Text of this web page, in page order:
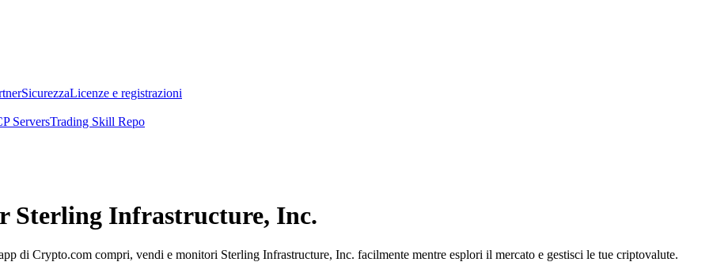
SicurezzaLicenze e registrazioni
ServersTrading Skill Repo
Sterling Infrastructure, Inc.
di Crypto.com compri, vendi e monitori Sterling Infrastructure, Inc. facilmente mentre esplori il mercato e gestisci le tue criptovalute.